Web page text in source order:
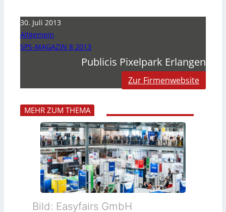
30. Juli 2013
Allgemein
SPS-MAGAZIN 8 2013
Publicis Pixelpark Erlangen
Zur Firmenwebsite
MEHR ZUM THEMA
Bild: Easyfairs GmbH